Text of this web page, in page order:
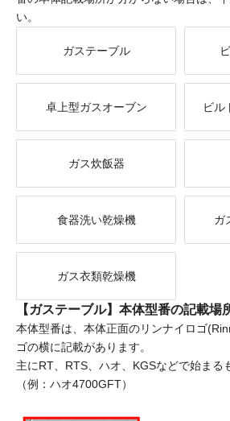
い。
ガステーブル
卓上型ガスオーブン ビル
ガス炊飯器
食器洗い乾燥機 ガ
ガス衣類乾燥機
【ガステーブル】本体型番の記載場
本体型番は、本体正面のリンナイロゴ
ゴの横に記載があります。
主にRT、RTS、ハオ、KGSなどで始まる
（例：ハオ4700GFT）